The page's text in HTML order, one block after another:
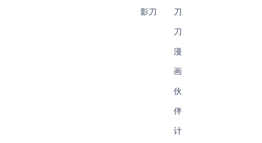
影刀
刀
刀
漫
画
伙
伴
计